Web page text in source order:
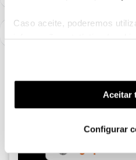
Caso aceite, poderemos
funcionalidades (cookies de
funcionalidade) e adaptar
(cookies de publicidade
utilização dos cookies
Aceitar
Configurar